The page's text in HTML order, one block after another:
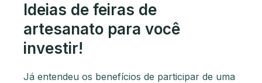
Ideias de feiras de
artesanato para você
investir!
Já entendeu os benefícios de participar de uma